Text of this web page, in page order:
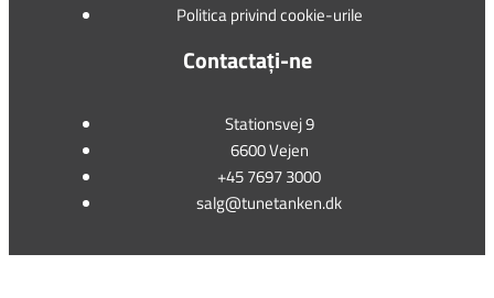
Politica privind cookie-urile
Contactați-ne
Stationsvej 9
6600 Vejen
+45 7697 3000
salg@tunetanken.dk